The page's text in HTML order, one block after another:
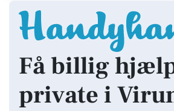
Få billig
private i